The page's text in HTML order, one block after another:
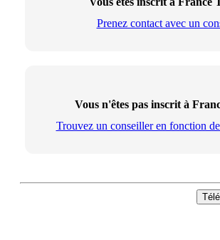
Prenez contact avec un
Vous n'êtes pas inscrit à
Trouvez un conseiller en fonction